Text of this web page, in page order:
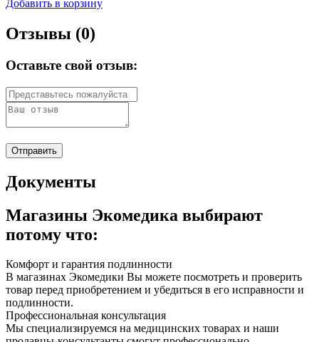
Добавить в корзину
Отзывы (0)
Оставьте свой отзыв:
Документы
Магазины Экомедика выбирают
потому что:
Комфорт и гарантия подлинности
В магазинах Экомедики Вы можете посмотреть и проверить
товар перед приобретением и убедиться в его исправности и
подлинности.
Профессиональная консультация
Мы специализируемся на медицинских товарах и наши